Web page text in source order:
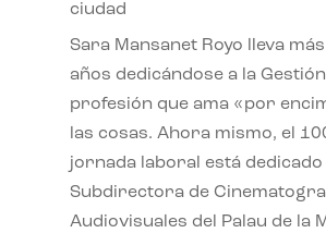
ciudad
Sara Mansanet Royo lleva
años dedicándose a la
profesión que ama «por
las cosas. Ahora mismo, el
jornada laboral está dedicado
Subdirectora de
Audiovisuales del Palau de la